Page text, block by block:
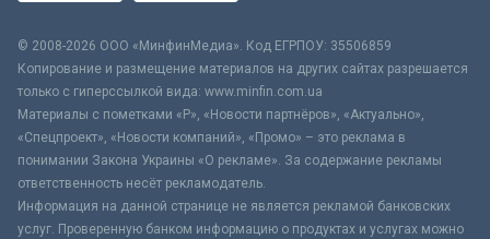
© 2008-2026 ООО «МинфинМедиа». Код ЕГРПОУ: 35506859
Копирование и размещение материалов на других сайтах разрешается
только с гиперссылкой вида: www.minfin.com.ua
Материалы с пометками «Р», «Новости партнёров», «Актуально»,
«Спецпроект», «Новости компаний», «Промо» – это реклама в
понимании Закона Украины «О рекламе». За содержание рекламы
ответственность несёт рекламодатель.
Информация на данной странице не является рекламой банковских
услуг. Проверенную банком информацию о продуктах и услугах можно